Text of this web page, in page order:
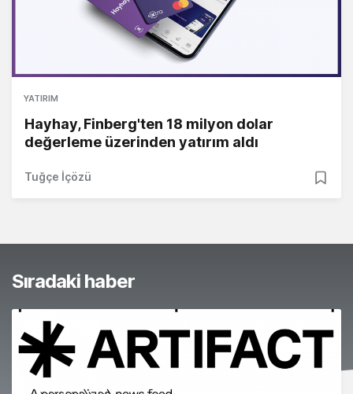
YATIRIM
Hayhay, Finberg'ten 18 milyon dolar
değerleme üzerinden yatırım aldı
Tuğçe İçözü
Sıradaki haber